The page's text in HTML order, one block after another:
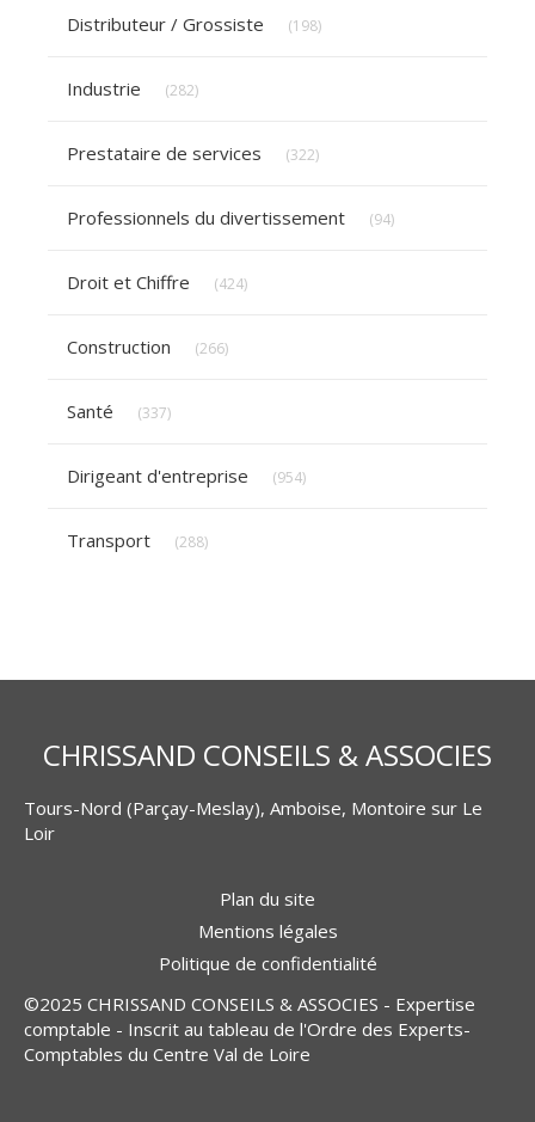
Distributeur / Grossiste (198)
Industrie (282)
Prestataire de services (322)
Professionnels du divertissement (94)
Droit et Chiffre (424)
Construction (266)
Santé (337)
Dirigeant d'entreprise (954)
Transport (288)
CHRISSAND CONSEILS & ASSOCIES
Tours-Nord (Parçay-Meslay), Amboise, Montoire sur Le
Loir
Plan du site
Mentions légales
Politique de confidentialité
©2025 CHRISSAND CONSEILS & ASSOCIES - Expertise
comptable - Inscrit au tableau de l'Ordre des Experts-
Comptables du Centre Val de Loire